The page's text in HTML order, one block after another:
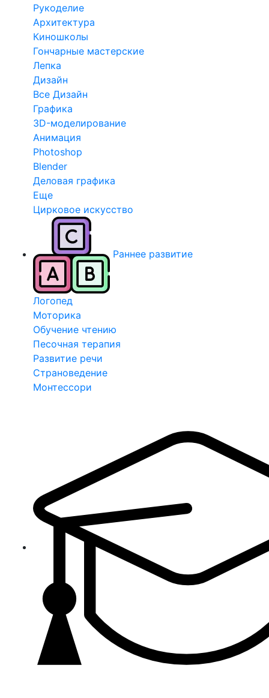
Рукоделие
Архитектура
Киношколы
Гончарные мастерские
Лепка
Дизайн
Все Дизайн
Графика
3D-моделирование
Анимация
Photoshop
Blender
Деловая графика
Еще
Цирковое искусство
Раннее развитие
Логопед
Моторика
Обучение чтению
Песочная терапия
Развитие речи
Страноведение
Монтессори